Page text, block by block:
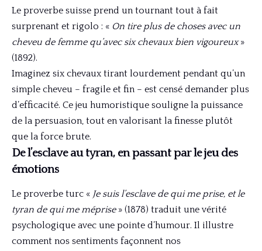
Le proverbe suisse prend un tournant tout à fait
surprenant et rigolo : « On tire plus de choses avec un
cheveu de femme qu’avec six chevaux bien vigoureux»
(1892).
Imaginez six chevaux tirant lourdement pendant qu’un
simple cheveu – fragile et fin – est censé demander plus
d’efficacité. Ce jeu humoristique souligne la puissance
de la persuasion, tout en valorisant la finesse plutôt
que la force brute.
De l’esclave au tyran, en passant par le jeu des
émotions
Le proverbe turc « Je suis l’esclave de qui me prise, et le
tyran de qui me méprise» (1878) traduit une vérité
psychologique avec une pointe d’humour. Il illustre
comment nos sentiments façonnent nos